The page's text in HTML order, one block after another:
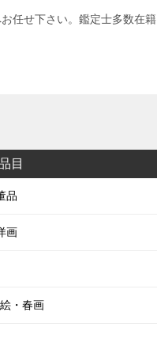
任せ下さい。鑑定士多数在籍
目
品
画
・春画